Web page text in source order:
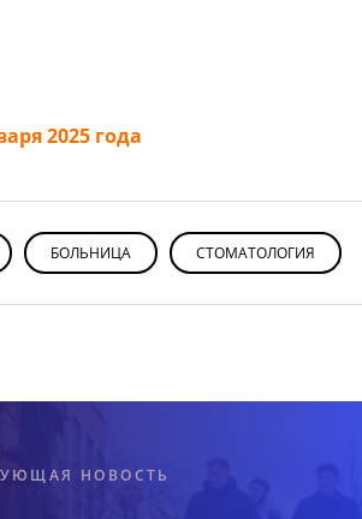
2025 года
БОЛЬНИЦА СТОМАТОЛОГИЯ
НОВОСТЬ